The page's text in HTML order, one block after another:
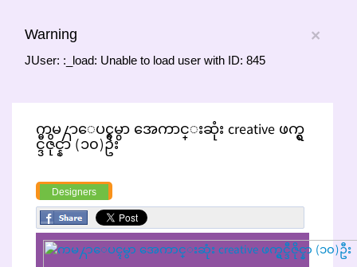
×
Warning
JUser: :_load: Unable to load user with ID: 845
ကမ႓ာေပၚမွာ အေကာင္းဆုံး creative ဖက္ရွ
င္ဒီဇိုင္နာ (၁၀)ဦး
Designers